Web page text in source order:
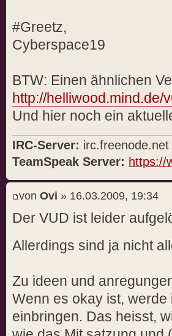
#Greetz,
Cyberspace19
BTW: Einen ähnlichen
http://helliwood.mind.de/
Und hier noch ein
IRC-Server: irc.freenode.net
TeamSpeak Server: https://
von Ovi » 16.03.2009, 19:34
Der VUD ist leider
Allerdings sind ja nicht
Zu ideen und
Wenn es okay ist,
einbringen. Das heisst,